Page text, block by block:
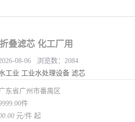
叠滤芯 化工厂用
08-06 浏览数：2084
工业 工业水处理设备 滤芯
东省广州市番禺区
件
元/件 起